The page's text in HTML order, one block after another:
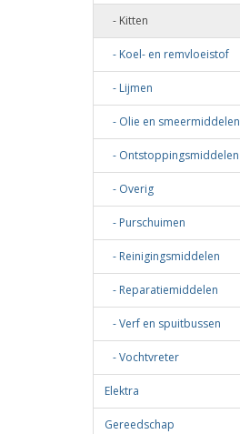
- Kitten
- Koel- en remvloeistof
- Lijmen
- Olie en smeermiddelen
- Ontstoppingsmiddelen
- Overig
- Purschuimen
- Reinigingsmiddelen
- Reparatiemiddelen
- Verf en spuitbussen
- Vochtvreter
Elektra
Gereedschap